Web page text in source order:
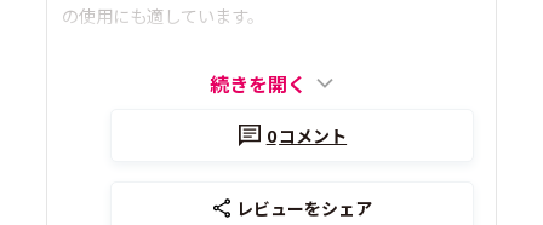
の使用にも適しています。
続きを開く
0コメント
レビューをシェア